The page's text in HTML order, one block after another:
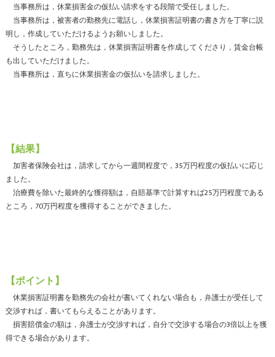
当事務所は，休業損害金の仮払い請求をする段階で受任しました。
当事務所は，被害者の勤務先に電話し，休業損害証明書の書き方を丁寧に説
明し，作成していただけるようお願いしました。
そうしたところ，勤務先は，休業損害証明書を作成してくださり，賃金台帳
も出していただけました。
当事務所は，直ちに休業損害金の仮払いを請求しました。
【結果】
加害者保険会社は，請求してから一週間程度で，35万円程度の仮払いに応じ
ました。
治療費を除いた最終的な獲得額は，自賠基準で計算すれば25万円程度である
ところ，70万円程度を獲得することができました。
【ポイント】
休業損害証明書を勤務先の会社が書いてくれない場合も，弁護士が受任して
交渉すれば，書いてもらえることがあります。
損害賠償金の額は，弁護士が交渉すれば，自分で交渉する場合の3倍以上を獲
得できる場合があります。